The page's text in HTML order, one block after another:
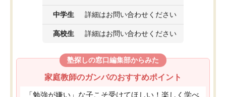
中学生 詳細はお問い合わせください
高校生 詳細はお問い合わせください
塾探しの窓口編集部からみた
家庭教師のガンバのおすすめポイント
「勉強が嫌い」な子こそ受けてほしい！楽しく学べ